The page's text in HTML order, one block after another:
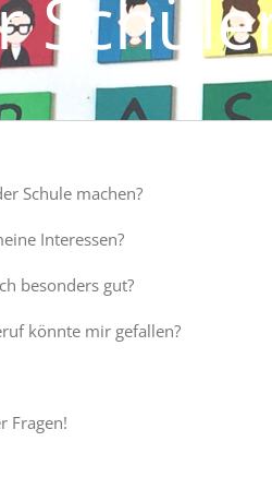
Schule machen?
Interessen?
besonders gut?
könnte mir gefallen?
Fragen!